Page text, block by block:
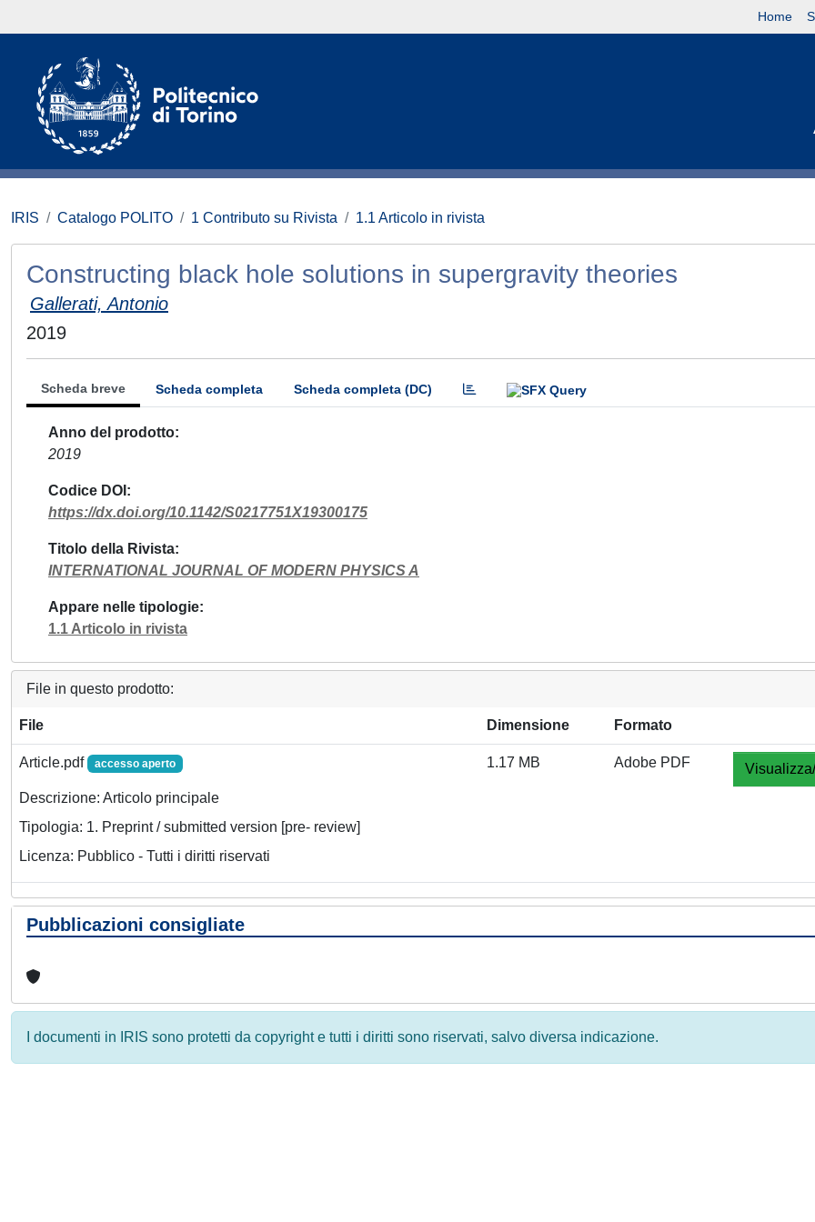
Home
IRIS Catalogo POLITO 1 Contributo su Rivista 1.1 Articolo in rivista
Constructing black hole solutions in supergravity theories
Gallerati, Antonio
2019
Scheda breve Scheda completa Scheda completa (DC)
Anno del prodotto
2019
Codice DOI
https://dx.doi.org/10.1142/S0217751X19300175
Titolo della Rivista
INTERNATIONAL JOURNAL OF MODERN PHYSICS A
Appare nelle tipologie
1.1 Articolo in rivista
File in questo prodotto:
File Dimensione Formato
Article.pdf accesso aperto
Descrizione: Articolo principale
Tipologia: 1. Preprint / submitted version [pre- review]
Licenza: Pubblico - Tutti i diritti riservati
1.17 MB Adobe PDF
Pubblicazioni consigliate
I documenti in IRIS sono protetti da copyright e tutti i diritti sono riservati, salvo diversa indicazione.